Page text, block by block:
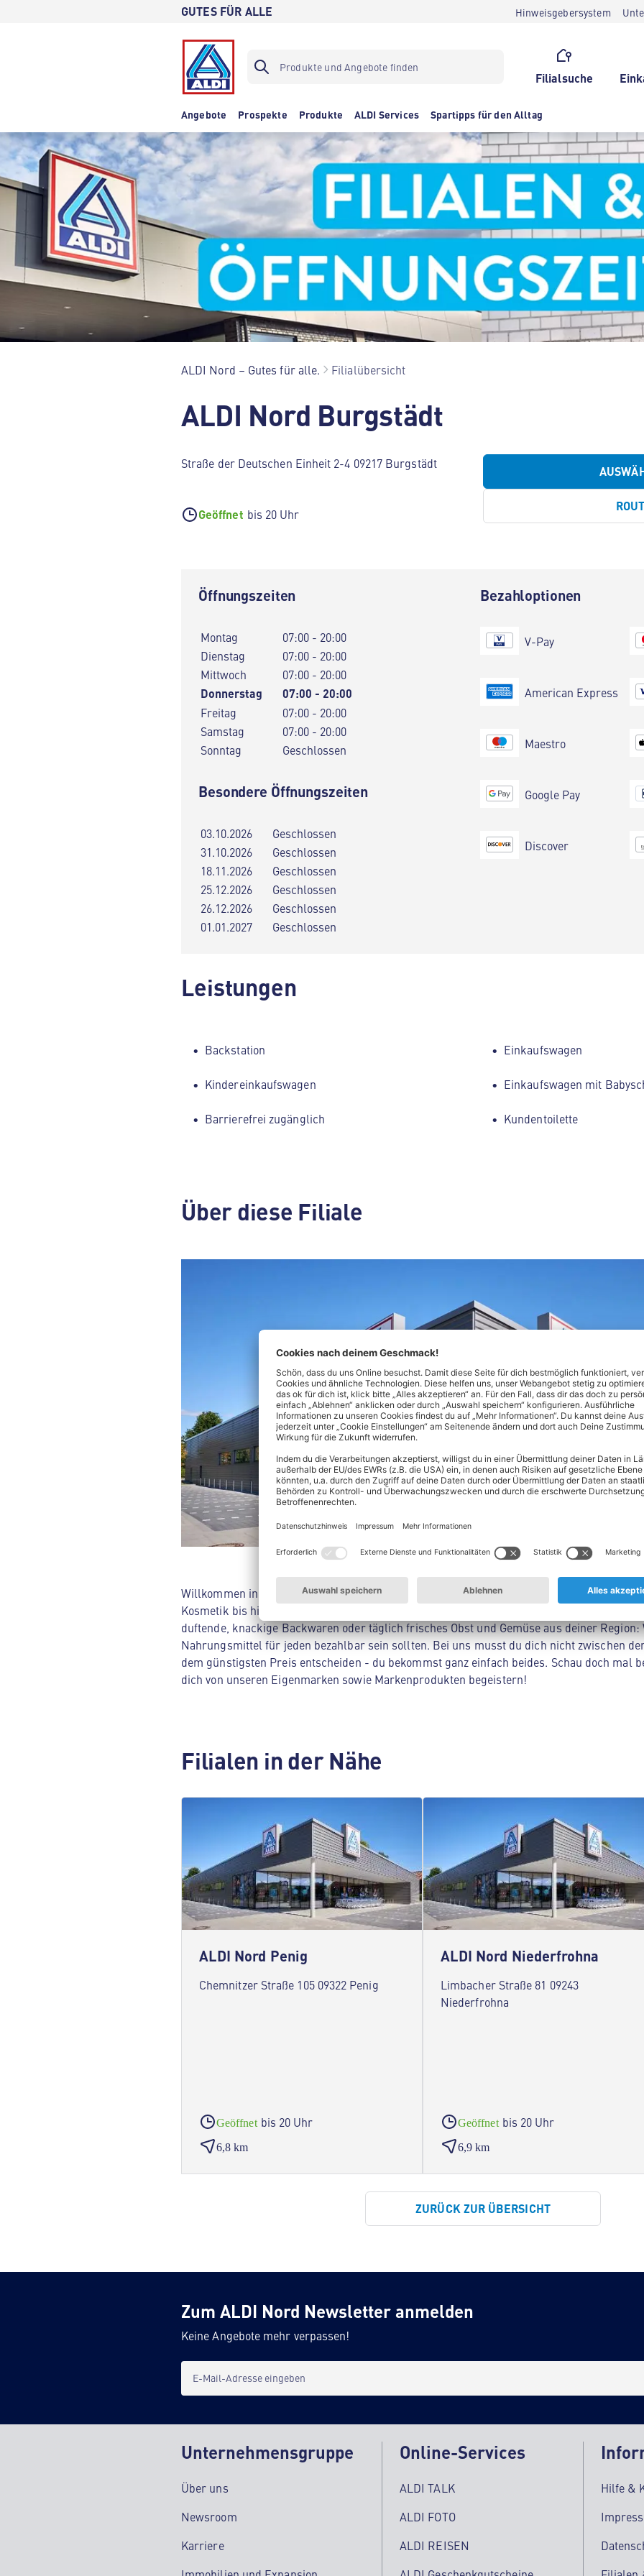
GUTES FÜR ALLE Hinweisgebersystem
Filialsuche
Angebote Prospekte Produkte ALDI Services Spartipps für den Alltag
ALDI Nord – Gutes für alle. Filialübersicht
ALDI Nord Burgstädt
Straße der Deutschen Einheit 2-4 09217 Burgstädt
Geöffnet bis 20 Uhr
Öffnungszeiten
Montag
07:00 - 20:00
Dienstag
07:00 - 20:00
Mittwoch
07:00 - 20:00
Donnerstag 07:00 - 20:00
Freitag
07:00 - 20:00
Samstag
07:00 - 20:00
Sonntag
Geschlossen
Besondere Öffnungszeiten
03.10.2026
Geschlossen
31.10.2026
Geschlossen
18.11.2026
Geschlossen
25.12.2026
Geschlossen
26.12.2026
Geschlossen
01.01.2027
Geschlossen
Bezahloptionen
V-Pay
American Express
Maestro
Google Pay
Discover
Leistungen
Backstation Einkaufswagen
Kindereinkaufswagen Einkaufswagen mit
Barrierefrei zugänglich Kundentoilette
Über diese Filiale
Willkommen in deinem ALDI Nord! Hier findest du alles, was dein Herz begehrt - von
Kosmetik bis hin zu Haushaltsprodukten. Unser Spezialgebiet? Hochwertige Produkte
duftende, knackige Backwaren oder täglich frisches Obst und Gemüse aus deiner
Nahrungsmittel für jeden bezahlbar sein sollten. Bei uns musst du dich nicht zwischen
dem günstigsten Preis entscheiden - du bekommst ganz einfach beides. Schau doch mal
dich von unseren Eigenmarken sowie Markenprodukten begeistern!
Filialen in der Nähe
ALDI Nord Penig
Chemnitzer Straße 105 09322 Penig
Geöffnet bis 20 Uhr
6,8 km
ALDI Nord Niederfrohna
Limbacher Straße 81 09243
Niederfrohna
Geöffnet bis 20 Uhr
6,9 km
ZURÜCK ZUR ÜBERSICHT
Zum ALDI Nord Newsletter anmelden
Keine Angebote mehr verpassen!
E-Mail-Adresse eingeben
Unternehmensgruppe
Über uns
Newsroom
Karriere
Online-Services
ALDI TALK
ALDI FOTO
ALDI REISEN
Hilfe &